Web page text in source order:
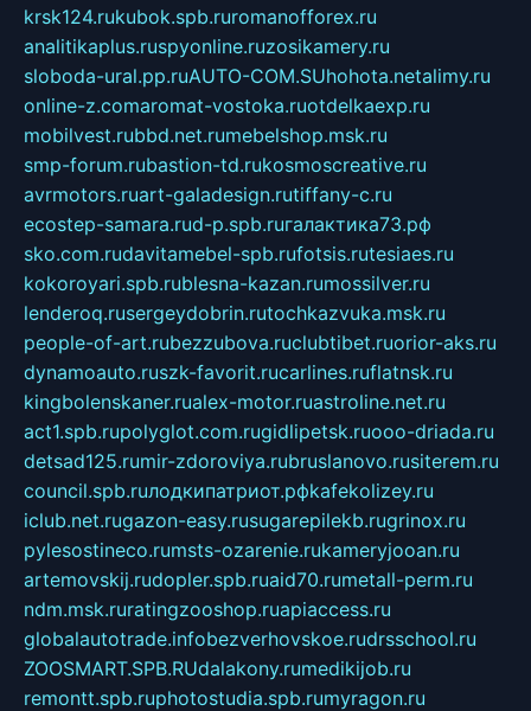
krsk124.rukubok.spb.ruromanofforex.ru
analitikaplus.ruspyonline.ruzosikamery.ru
sloboda-ural.pp.ruAUTO-COM.SUhohota.netalimy.ru
online-z.comaromat-vostoka.ruotdelkaexp.ru
mobilvest.rubbd.net.rumebelshop.msk.ru
smp-forum.rubastion-td.rukosmoscreative.ru
avrmotors.ruart-galadesign.rutiffany-c.ru
ecostep-samara.rud-p.spb.ruгалактика73.рф
sko.com.rudavitamebel-spb.rufotsis.rutesiaes.ru
kokoroyari.spb.rublesna-kazan.rumossilver.ru
lenderoq.rusergeydobrin.rutochkazvuka.msk.ru
people-of-art.rubezzubova.ruclubtibet.ruorior-aks.ru
dynamoauto.ruszk-favorit.rucarlines.ruflatnsk.ru
kingbolenskaner.rualex-motor.ruastroline.net.ru
act1.spb.rupolyglot.com.rugidlipetsk.ruooo-driada.ru
detsad125.rumir-zdoroviya.rubruslanovo.rusiterem.ru
council.spb.ruлодкипатриот.рфkafekolizey.ru
iclub.net.rugazon-easy.rusugarepilekb.rugrinox.ru
pylesostineco.rumsts-ozarenie.rukameryjooan.ru
artemovskij.rudopler.spb.ruaid70.rumetall-perm.ru
ndm.msk.ruratingzooshop.ruapiaccess.ru
globalautotrade.infobezverhovskoe.rudrsschool.ru
ZOOSMART.SPB.RUdalakony.rumedikijob.ru
remontt.spb.ruphotostudia.spb.rumyragon.ru